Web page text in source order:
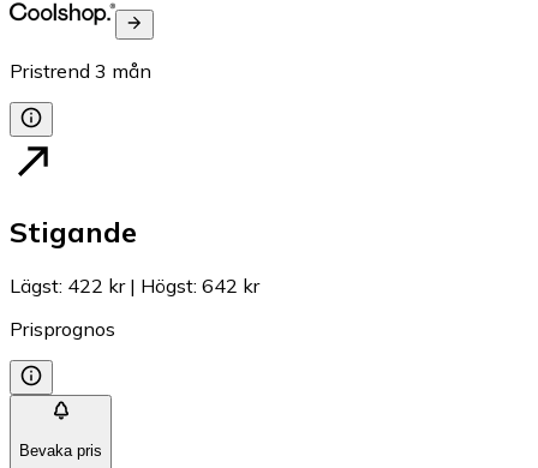
Pristrend 3 mån
Stigande
Lägst: 422 kr| Högst: 642 kr
Prisprognos
Bevaka pris